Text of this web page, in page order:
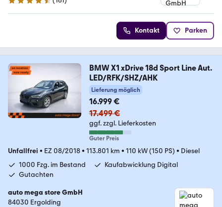
4.6 Sterne
Kontakt Parken
BMW X1 xDrive 18d Sport Line Aut.
LED/RFK/SHZ/AHK
Lieferung möglich
16.999 €
17.499 €
ggf. zzgl. Lieferkosten
Guter Preis
Unfallfrei • EZ 08/2018• 113.801 km • 110 kW (150 PS) • Diesel
1000 Fzg. im Bestand
Kaufabwicklung Digital
Gutachten
auto mega store GmbH
84030 Ergolding